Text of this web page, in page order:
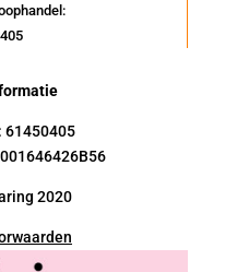
61450405
2020